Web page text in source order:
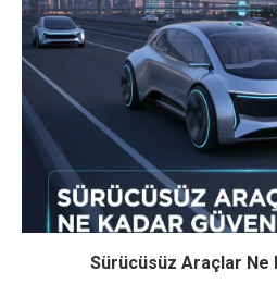
Sürücüsüz Araçlar Ne